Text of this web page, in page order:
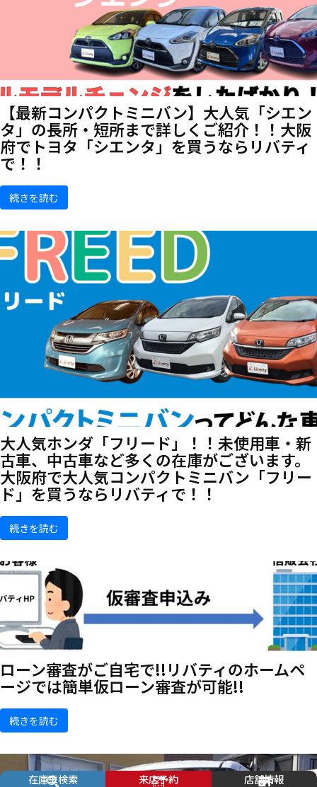
【最新コンパクトミニバン】大人気「シエン
タ」の長所・短所まで詳しくご紹介！！大阪
府でトヨタ「シエンタ」を買うならリバティ
で！！
続きを読む
大人気ホンダ「フリード」！！未使用車・新
古車、中古車など多くの在庫がございます。
大阪府で大人気コンパクトミニバン「フリー
ド」を買うならリバティで！！
続きを読む
ローン審査がご自宅で!!リバティのホームペ
ージでは簡単仮ローン審査が可能!!
続きを読む
在庫車検索 来店予約 店舗情報